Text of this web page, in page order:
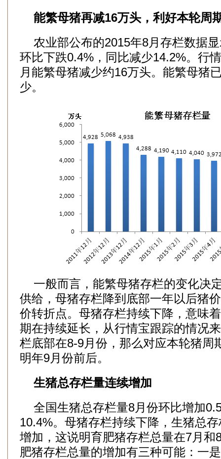
能繁母猪再减16万头，利好本轮周
农业部公布的2015年8月存栏数据
环比下跌0.4%，同比减少14.2%。行
月能繁母猪减少约16万头。能繁母猪
少。
一般而言，能繁母猪存栏的变化决
供给，母猪存栏降到底部一年以后猪
价转折点。母猪存栏持续下降，意味
期在持续延长，从行情宝跟踪的情况
栏底部在8-9月份，那么对应本轮猪周
明年9月份前后。
生猪总存栏量连续增加
全国生猪总存栏量8月份环比增加
10.4%。母猪存栏持续下降，生猪总
增加，这说明育肥猪存栏总量在7月和
肥猪存栏总量的增加有三种可能：一